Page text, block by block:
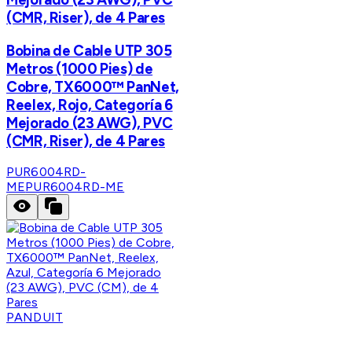
(CMR, Riser), de 4 Pares
Bobina de Cable UTP 305
Metros (1000 Pies) de
Cobre, TX6000™ PanNet,
Reelex, Rojo, Categoría 6
Mejorado (23 AWG), PVC
(CMR, Riser), de 4 Pares
PUR6004RD-
MEPUR6004RD-ME
PANDUIT